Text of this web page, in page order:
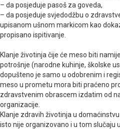
– da posjeduje pasoš za goveda,
– da posjeduje svjedodžbu o
upisanom ušnom markicom kao
propisano ispitivanje.
Klanje životinja čije će meso biti
potrošnje (narodne kuhinje, školske
dopušteno je samo u odobrenim i
meso u prometu mora biti praćeno
zdravstvenim obrascem izdatim od
organizacije.
Klanje zdravih životinja u
isto nije organizovano i u tom slučaju